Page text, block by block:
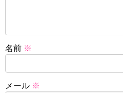
名前 ※
メール ※